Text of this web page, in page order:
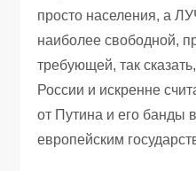
просто населения, а
наиболее свободной,
требующей, так
России и искренне
от Путина и его банды
европейским